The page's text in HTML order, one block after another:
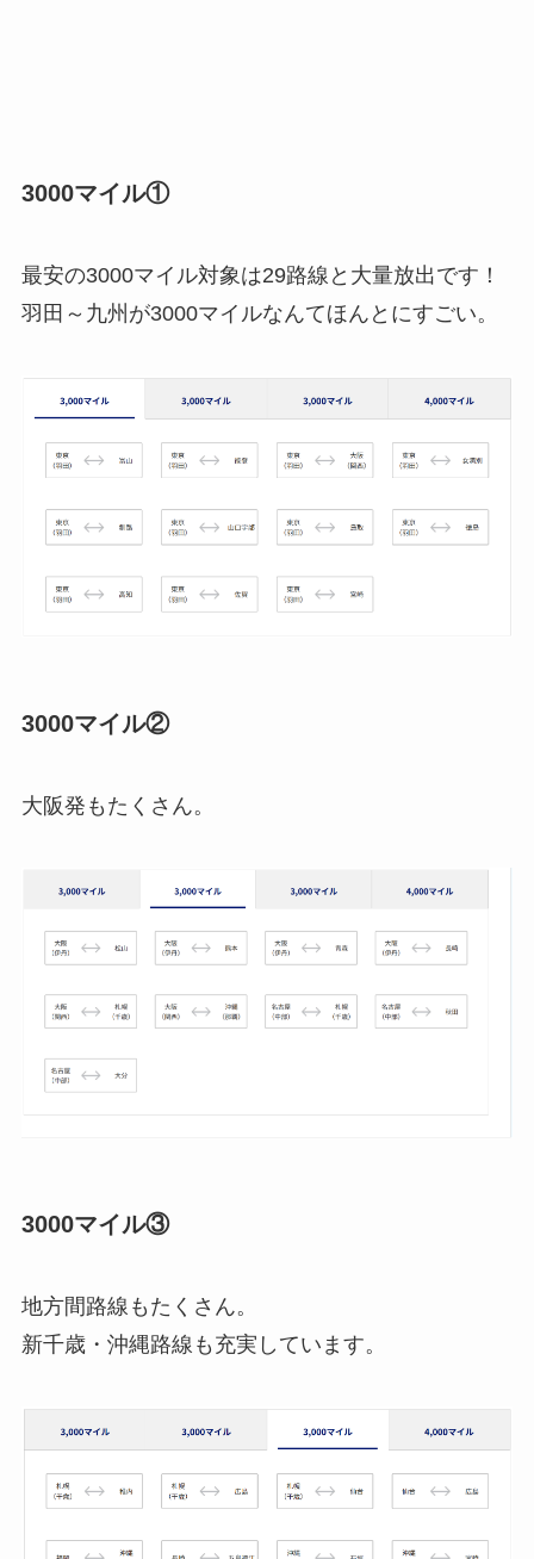
3000マイル①
最安の3000マイル対象は29路線と大量放出です！
羽田～九州が3000マイルなんてほんとにすごい。
3000マイル②
大阪発もたくさん。
3000マイル③
地方間路線もたくさん。
新千歳・沖縄路線も充実しています。